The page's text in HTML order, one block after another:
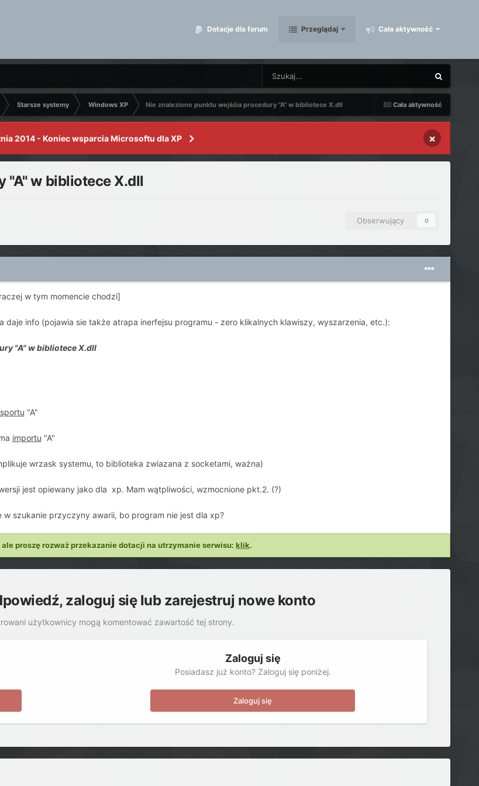
Dotacje dla forum Przeglądaj Cała aktywność
Cała aktywność
Starsze systemy Windows XP Nie znaleziono punktu wejśćia procedury "A" w bibliotece X.dll
2014 - Koniec wsparcia Microsoftu dla XP ×
"A" w bibliotece X.dll
Obserwujący 0
w tym momencie chodzi]
daje info (pojawia sie także atrapa inerfejsu programu - zero klikalnych klawiszy, wyszarzenia, etc.):
"A" w bibliotece X.dll
"A"
importu "A"
wrzask systemu, to biblioteka zwiazana z socketami, ważna)
jest opiewany jako dla xp. Mam wątpliwości, wzmocnione pkt.2. (?)
szukanie przyczyny awarii, bo program nie jest dla xp?
ale proszę rozważ przekazanie dotacji na utrzymanie serwisu:klik.
zaloguj się lub zarejestruj nowe konto
użytkownicy mogą komentować zawartość tej strony.
Zaloguj się
Posiadasz już konto? Zaloguj się poniżej.
Zaloguj się